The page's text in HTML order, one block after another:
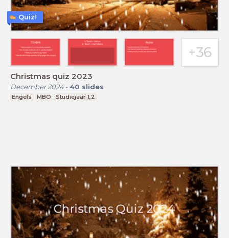
Christmas quiz 2023
December 2024- 40 slides
Engels MBO Studiejaar 1,2
Quiz!